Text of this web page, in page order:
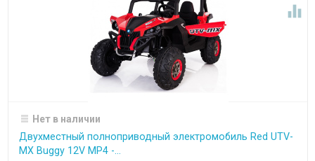

Нет в наличии
Двухместный полноприводный электромобиль Red UTV-
MX Buggy 12V MP4 -...